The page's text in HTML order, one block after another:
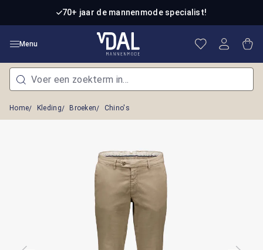
Ga naar de hoofdinhoud70+ jaar de mannenmode specialist!
Menu Je hebt 0
Home Kleding Broeken Chino's